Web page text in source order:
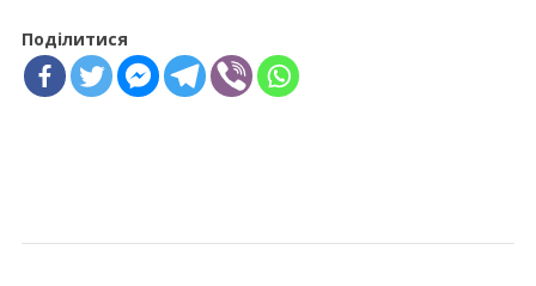
Поділитися